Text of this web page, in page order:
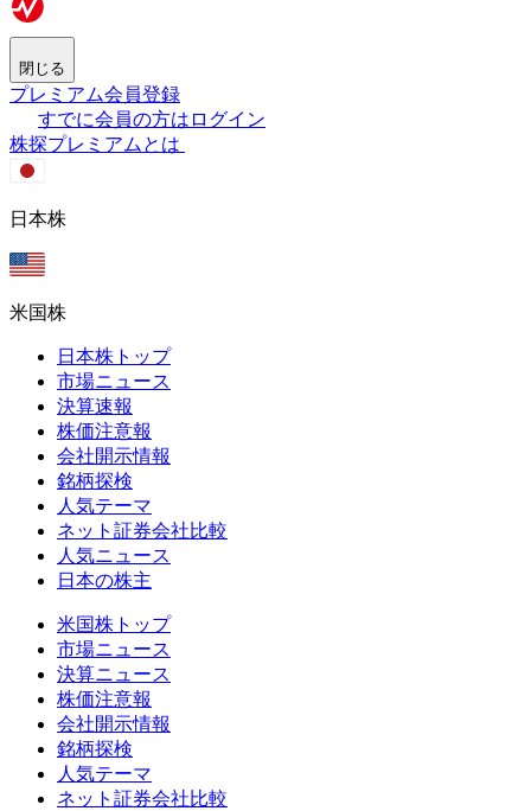
閉じる
プレミアム会員登録
すでに会員の方はログイン
株探プレミアムとは
日本株
米国株
日本株トップ
市場ニュース
決算速報
株価注意報
会社開示情報
銘柄探検
人気テーマ
ネット証券会社比較
人気ニュース
日本の株主
米国株トップ
市場ニュース
決算ニュース
株価注意報
会社開示情報
銘柄探検
人気テーマ
ネット証券会社比較